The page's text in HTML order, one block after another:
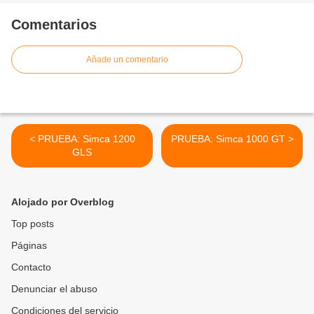
Comentarios
Añade un comentario
< PRUEBA: Simca 1200
GLS
PRUEBA: Simca 1000 GT >
Alojado por Overblog
Top posts
Páginas
Contacto
Denunciar el abuso
Condiciones del servicio